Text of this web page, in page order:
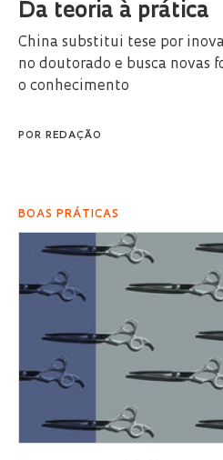
Da teoria à prática
China substitui tese por
no doutorado e busca novas
o conhecimento
POR REDAÇÃO
BOAS PRÁTICAS